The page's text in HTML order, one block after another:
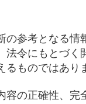
参考となる情
法令にもとづく
ものではあり
容の正確性、完